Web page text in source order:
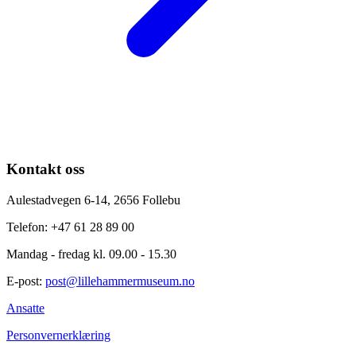
Kontakt oss
Aulestadvegen 6-14, 2656 Follebu
Telefon: +47 61 28 89 00
Mandag - fredag kl. 09.00 - 15.30
E-post: post@lillehammermuseum.no
Ansatte
Personvernerklæring